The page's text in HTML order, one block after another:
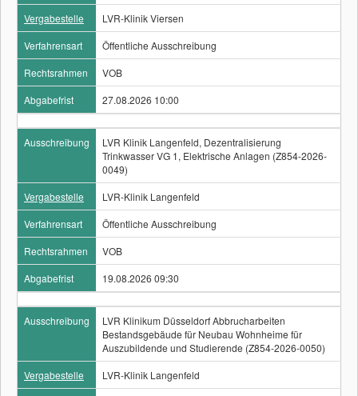
Vergabestelle
LVR-Klinik Viersen
Verfahrensart
Öffentliche Ausschreibung
Rechtsrahmen
VOB
Abgabefrist
27.08.2026 10:00
Ausschreibung
LVR Klinik Langenfeld, Dezentralisierung
Trinkwasser VG 1, Elektrische Anlagen (Z854-2026-
0049)
Vergabestelle
LVR-Klinik Langenfeld
Verfahrensart
Öffentliche Ausschreibung
Rechtsrahmen
VOB
Abgabefrist
19.08.2026 09:30
Ausschreibung
LVR Klinikum Düsseldorf Abbrucharbeiten
Bestandsgebäude für Neubau Wohnheime für
Auszubildende und Studierende (Z854-2026-0050)
Vergabestelle
LVR-Klinik Langenfeld